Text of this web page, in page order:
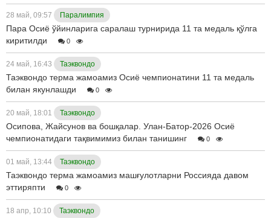
28 май, 09:57 Паралимпия
Пара Осиё ўйинларига саралаш турнирида 11 та медаль қўлга
киритилди
0
24 май, 16:43 Таэквондо
Таэквондо терма жамоамиз Осиё чемпионатини 11 та медаль
билан якунлашди
0
20 май, 18:01 Таэквондо
Осипова, Жайсунов ва бошқалар. Улан-Батор-2026 Осиё
чемпионатидаги тақвимимиз билан танишинг
0
01 май, 13:44 Таэквондо
Таэквондо терма жамоамиз машғулотларни Россияда давом
эттиряпти
0
18 апр, 10:10 Таэквондо